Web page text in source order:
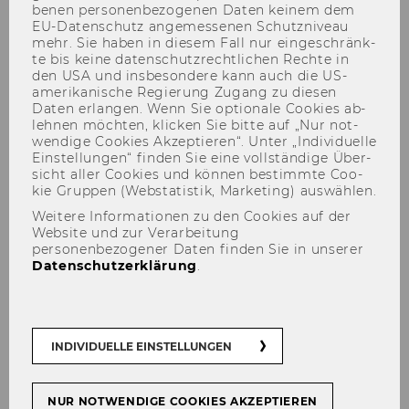
Lisa-Maria Lukasser
be­nen per­so­nen­be­zo­ge­nen Daten kei­nem dem
EU-​Datenschutz an­ge­mes­se­nen Schutz­ni­veau
mehr. Sie haben in die­sem Fall nur ein­ge­schränk­
te bis keine da­ten­schutz­recht­li­chen Rech­te in
den USA und ins­be­son­de­re kann auch die US-​
amerikanische Re­gie­rung Zu­gang zu die­sen
Daten er­lan­gen. Wenn Sie op­tio­na­le Coo­kies ab­
leh­nen möch­ten, kli­cken Sie bitte auf „Nur not­
wen­di­ge Coo­kies Ak­zep­tie­ren“. Unter „In­di­vi­du­el­le
Ein­stel­lun­gen“ fin­den Sie eine voll­stän­di­ge Über­
sicht aller Coo­kies und kön­nen be­stimm­te Coo­
kie Grup­pen (Web­sta­tis­tik, Mar­ke­ting) aus­wäh­len.
Weitere Informationen zu den Cookies auf der
Website und zur Verarbeitung
personenbezogener Daten finden Sie in unserer
Datenschutzerklärung.
INDIVIDUELLE EINSTELLUNGEN
NUR NOTWENDIGE COOKIES AKZEPTIEREN